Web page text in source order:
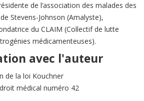
de l’association des malades des
Stevens-Johnson (Amalyste),
du CLAIM (Collectif de lutte
médicamenteuses).
avec l'auteur
de la loi Kouchner
médical numéro 42